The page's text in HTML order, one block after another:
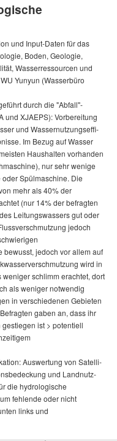
und Input-Daten für das
Boden, Geologie,
Wasser­ressourcen und
Yunyun (Wasserbüro
durch die "Abfall"-
und XJAEPS): Vor­be­rei­tung
und Wasser­nutz­ungs­ef­fi­
Im Bezug auf Wasser
Haushalten vorhanden
nur sehr wenige
Spülmaschine. Die
mehr als 40% der
(nur 14% der befragten
Leitungswassers gut oder
jedoch
bewusst, jedoch vor allem auf
wird in
schlimm erachtet, dort
als weniger notwendig
in verschiedenen Gebieten
gaben an, dass ihr
ist > potentiell
Auswertung von Sa­tel­li­
und Land­nutz­
die hydrologische
fehlende oder nicht
links und